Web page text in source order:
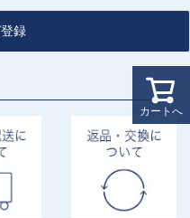
カートへ
録